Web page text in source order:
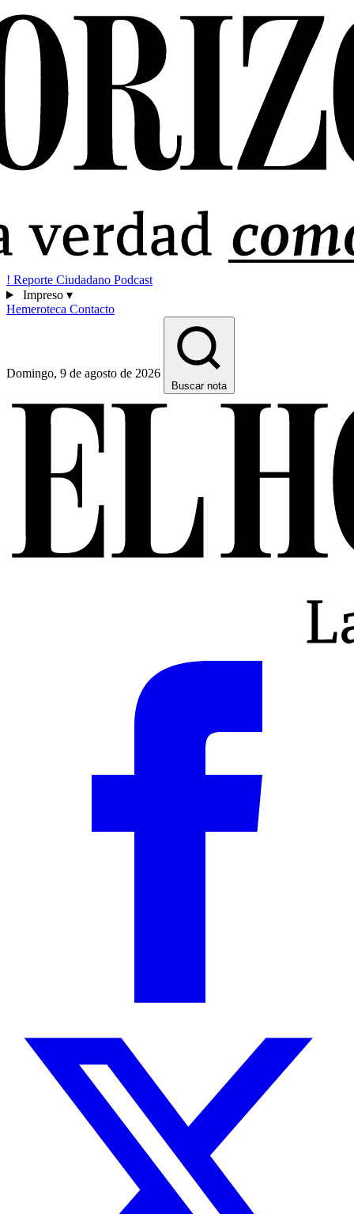
! Reporte Ciudadano Podcast
Impreso ▾
Hemeroteca Contacto
Domingo, 9 de agosto de 2026
Buscar nota